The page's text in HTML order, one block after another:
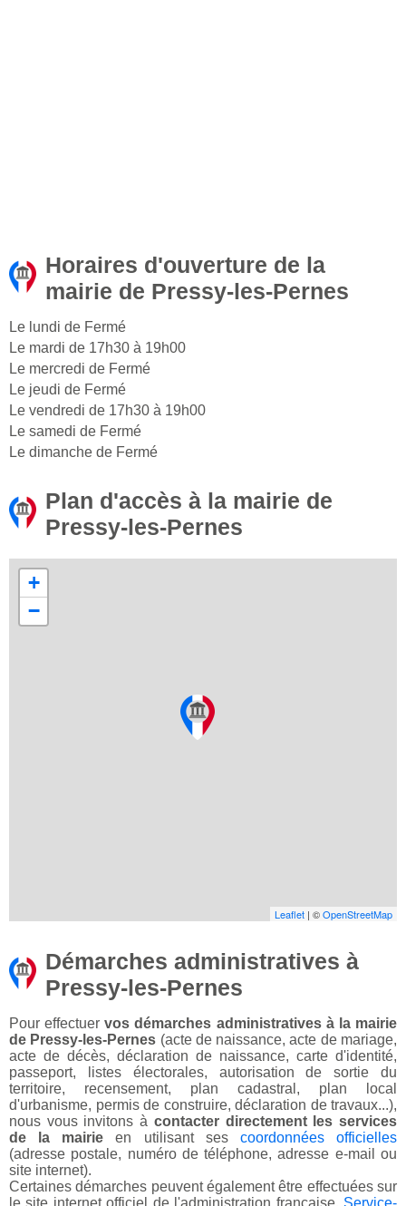
Horaires d'ouverture de la
mairie de Pressy-les-Pernes
Le lundi de Fermé
Le mardi de 17h30 à 19h00
Le mercredi de Fermé
Le jeudi de Fermé
Le vendredi de 17h30 à 19h00
Le samedi de Fermé
Le dimanche de Fermé
Plan d'accès à la mairie de
Pressy-les-Pernes
+
−
Leaflet | ©OpenStreetMap
Démarches administratives à
Pressy-les-Pernes
Pour effectuervos démarches administratives à la mairie
de Pressy-les-Pernes (acte de naissance, acte de mariage,
acte de décès, déclaration de naissance, carte d'identité,
passeport, listes électorales, autorisation de sortie du
territoire, recensement, plan cadastral, plan local
d'urbanisme, permis de construire, déclaration de travaux...),
nous vous invitons à contacter directement les services
de la mairie en utilisant ses coordonnées officielles
(adresse postale, numéro de téléphone, adresse e-mail ou
site internet).
Certaines démarches peuvent également être effectuées sur
le site internet officiel de l'administration française, Service-